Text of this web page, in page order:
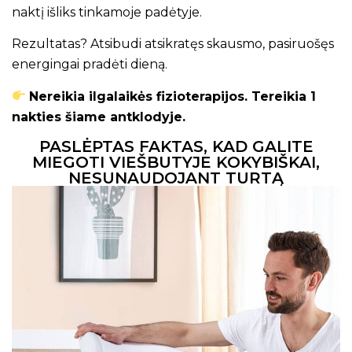
naktį išliks tinkamoje padėtyje.
Rezultatas? Atsibudi atsikratęs skausmo, pasiruošęs
energingai pradėti dieną.
Nereikia ilgalaikės fizioterapijos. Tereikia 1
nakties šiame antklodyje.
PASLĖPTAS FAKTAS, KAD GALITE
MIEGOTI VIEŠBUTYJE KOKYBIŠKAI,
NESUNAUDOJANT TURTĄ